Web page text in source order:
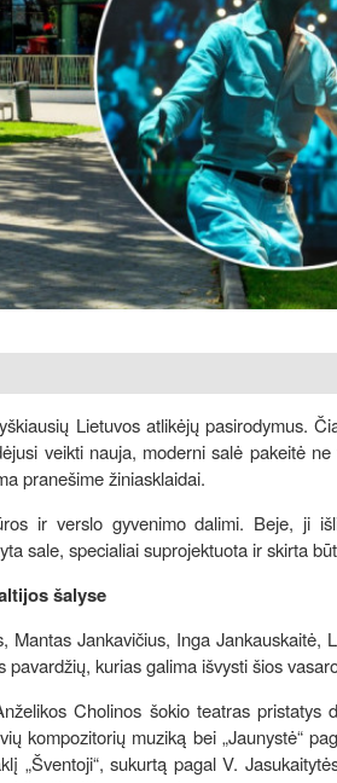
Lietuvos atlikėjų pasirodymus.
veikti nauja, moderni salė pakeitė
pranešime žiniasklaidai.
ir verslo gyvenimo dalimi. Beje, ji
sale, specialiai suprojektuota ir skirta
šalyse
Jankavičius, Inga Jankauskaitė,
kurias galima išvysti šios
Cholinos šokio teatras pristatys
kompozitorių muziką bei „Jaunystė“
„Šventoji“, sukurtą pagal V.